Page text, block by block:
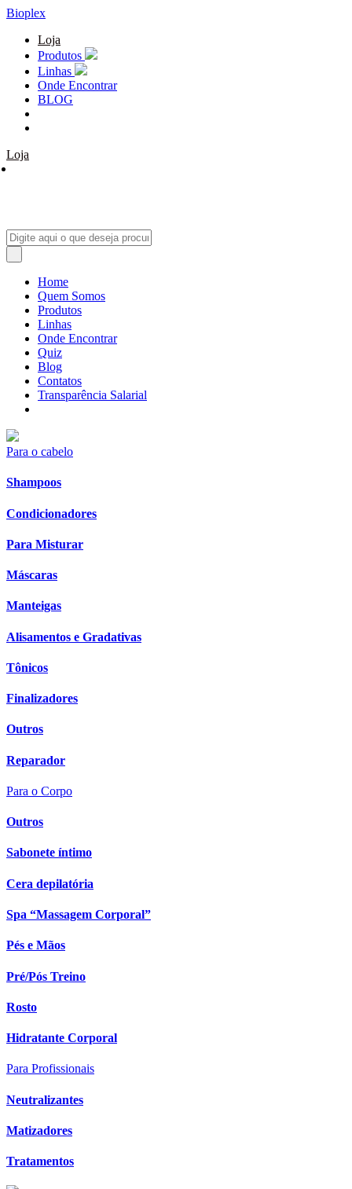
Bioplex
Loja
Produtos
Linhas
Onde Encontrar
BLOG
Loja
Home
Quem Somos
Produtos
Linhas
Onde Encontrar
Quiz
Blog
Contatos
Transparência Salarial
Para o cabelo
Shampoos
Condicionadores
Para Misturar
Máscaras
Manteigas
Alisamentos e Gradativas
Tônicos
Finalizadores
Outros
Reparador
Para o Corpo
Outros
Sabonete íntimo
Cera depilatória
Spa “Massagem Corporal”
Pés e Mãos
Pré/Pós Treino
Rosto
Hidratante Corporal
Para Profissionais
Neutralizantes
Matizadores
Tratamentos